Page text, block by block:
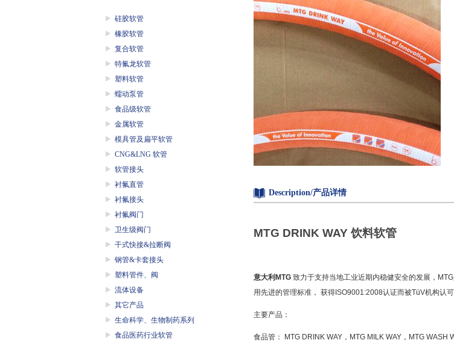
硅胶软管
橡胶软管
复合软管
特氟龙软管
塑料软管
蠕动泵管
食品级软管
金属软管
模具管及扁平软管
CNG&LNG 软管
软管接头
衬氟直管
衬氟接头
衬氟阀门
卫生级阀门
干式快接&拉断阀
钢管&卡套接头
塑料管件、阀
流体设备
其它产品
生命科学、生物制药系列
食品医药行业软管
Description/产品详情
MTG DRINK WAY饮料软管
意大利 MTG 致力于支持当地工业近期内稳健安全的发展， MTG
用先进的管理标准， 获得ISO9001:2008认证而被TüV机构认可
主要产品：
食品管： MTG DRINK WAY， MTG MILK WAY， MTG WASH